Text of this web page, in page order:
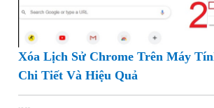
Xóa Lịch Sử Chrome Trên Máy
Chi Tiết Và Hiệu Quả